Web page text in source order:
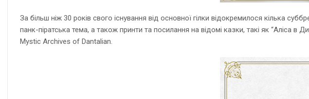
За більш ніж 30 років свого існування від основної гілки відокремилося кілька
панк-піратська тема, а також принти та посилання на відомі казки, такі як
Mystic Archives of Dantalian.